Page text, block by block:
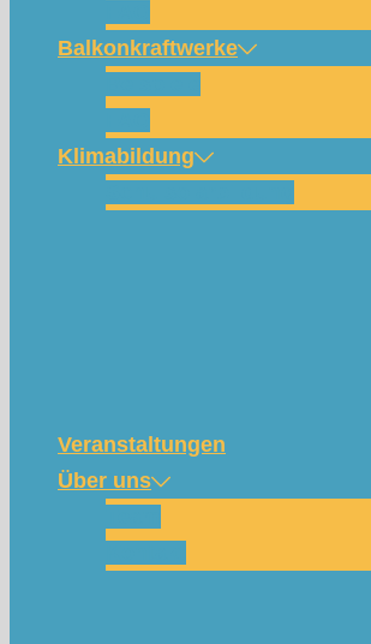
Balkonkraftwerke
Klimabildung
Veranstaltungen
Über uns